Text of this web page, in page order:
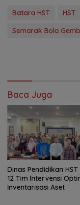
Batara HST HST
Semarak Bola
Baca Juga
Dinas Pendidikan
12 Tim Intervensi
Inventarisasi Aset